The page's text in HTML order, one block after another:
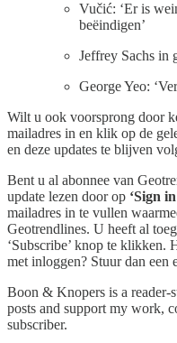
Vučić: ‘Er is
beëindigen’
Jeffrey Sachs in
George Yeo:
Wilt u ook voorsprong door
mailadres in en klik op de
en deze updates te blijven
Bent u al abonnee van
update lezen door op ‘Sign
mailadres in te vullen
Geotrendlines. U heeft al
‘Subscribe’ knop te klikken.
met inloggen? Stuur dan een
Boon & Knopers is a reader-
posts and support my work,
subscriber.